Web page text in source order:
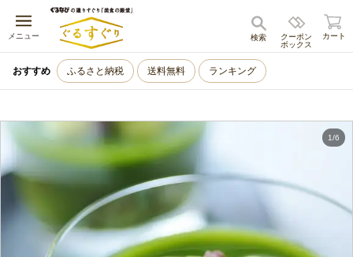
メニュー
キャンセル
クーポン
ボックス
検索 カート
おすすめ ふるさと納税 送料無料 ランキング
1/6